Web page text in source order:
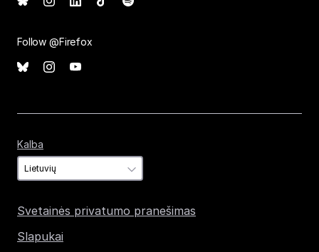
Follow @Firefox
Kalba
Svetainės privatumo pranešimas
Slapukai